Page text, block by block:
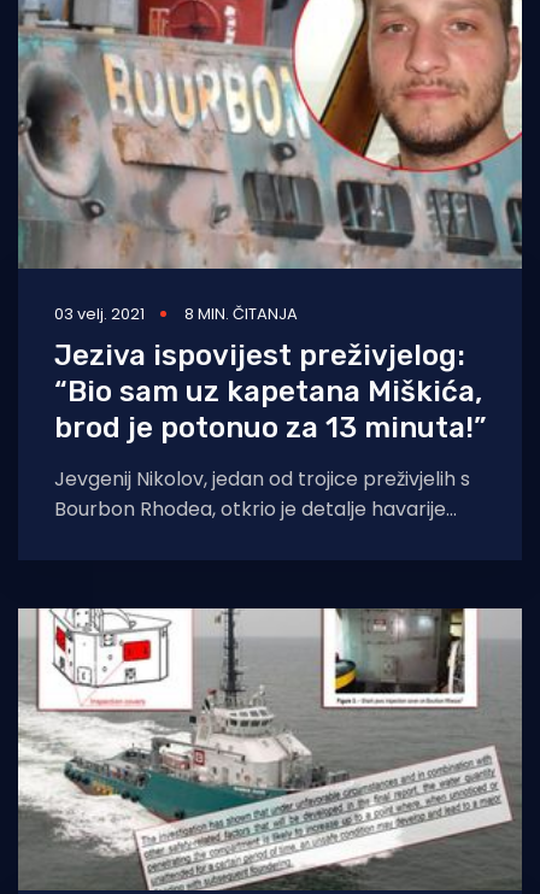
03 velj. 2021 8 MIN. ČITANJA
Jeziva ispovijest preživjelog:
“Bio sam uz kapetana Miškića,
brod je potonuo za 13 minuta!”
Jevgenij Nikolov, jedan od trojice preživjelih s
Bourbon Rhodea, otkrio je detalje havarije
Motori